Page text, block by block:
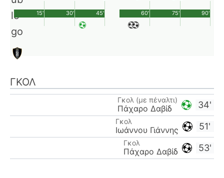
45'
15' 30' 90'
60' 75'
ΓΚΟΛ
34'
Γκολ (με πέναλτι)
Πάχαρο Δαβίδ
51'
Γκολ
Ιωάννου Γιάννης
53'
Γκολ
Πάχαρο Δαβίδ